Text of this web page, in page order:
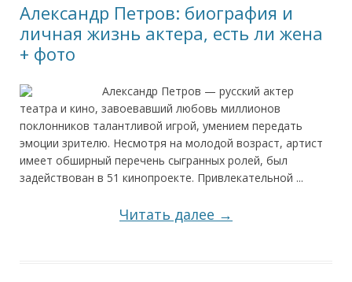
Александр Петров: биография и
личная жизнь актера, есть ли жена
+ фото
Александр Петров — русский актер
театра и кино, завоевавший любовь миллионов
поклонников талантливой игрой, умением передать
эмоции зрителю. Несмотря на молодой возраст, артист
имеет обширный перечень сыгранных ролей, был
задействован в 51 кинопроекте. Привлекательной ...
Читать далее →